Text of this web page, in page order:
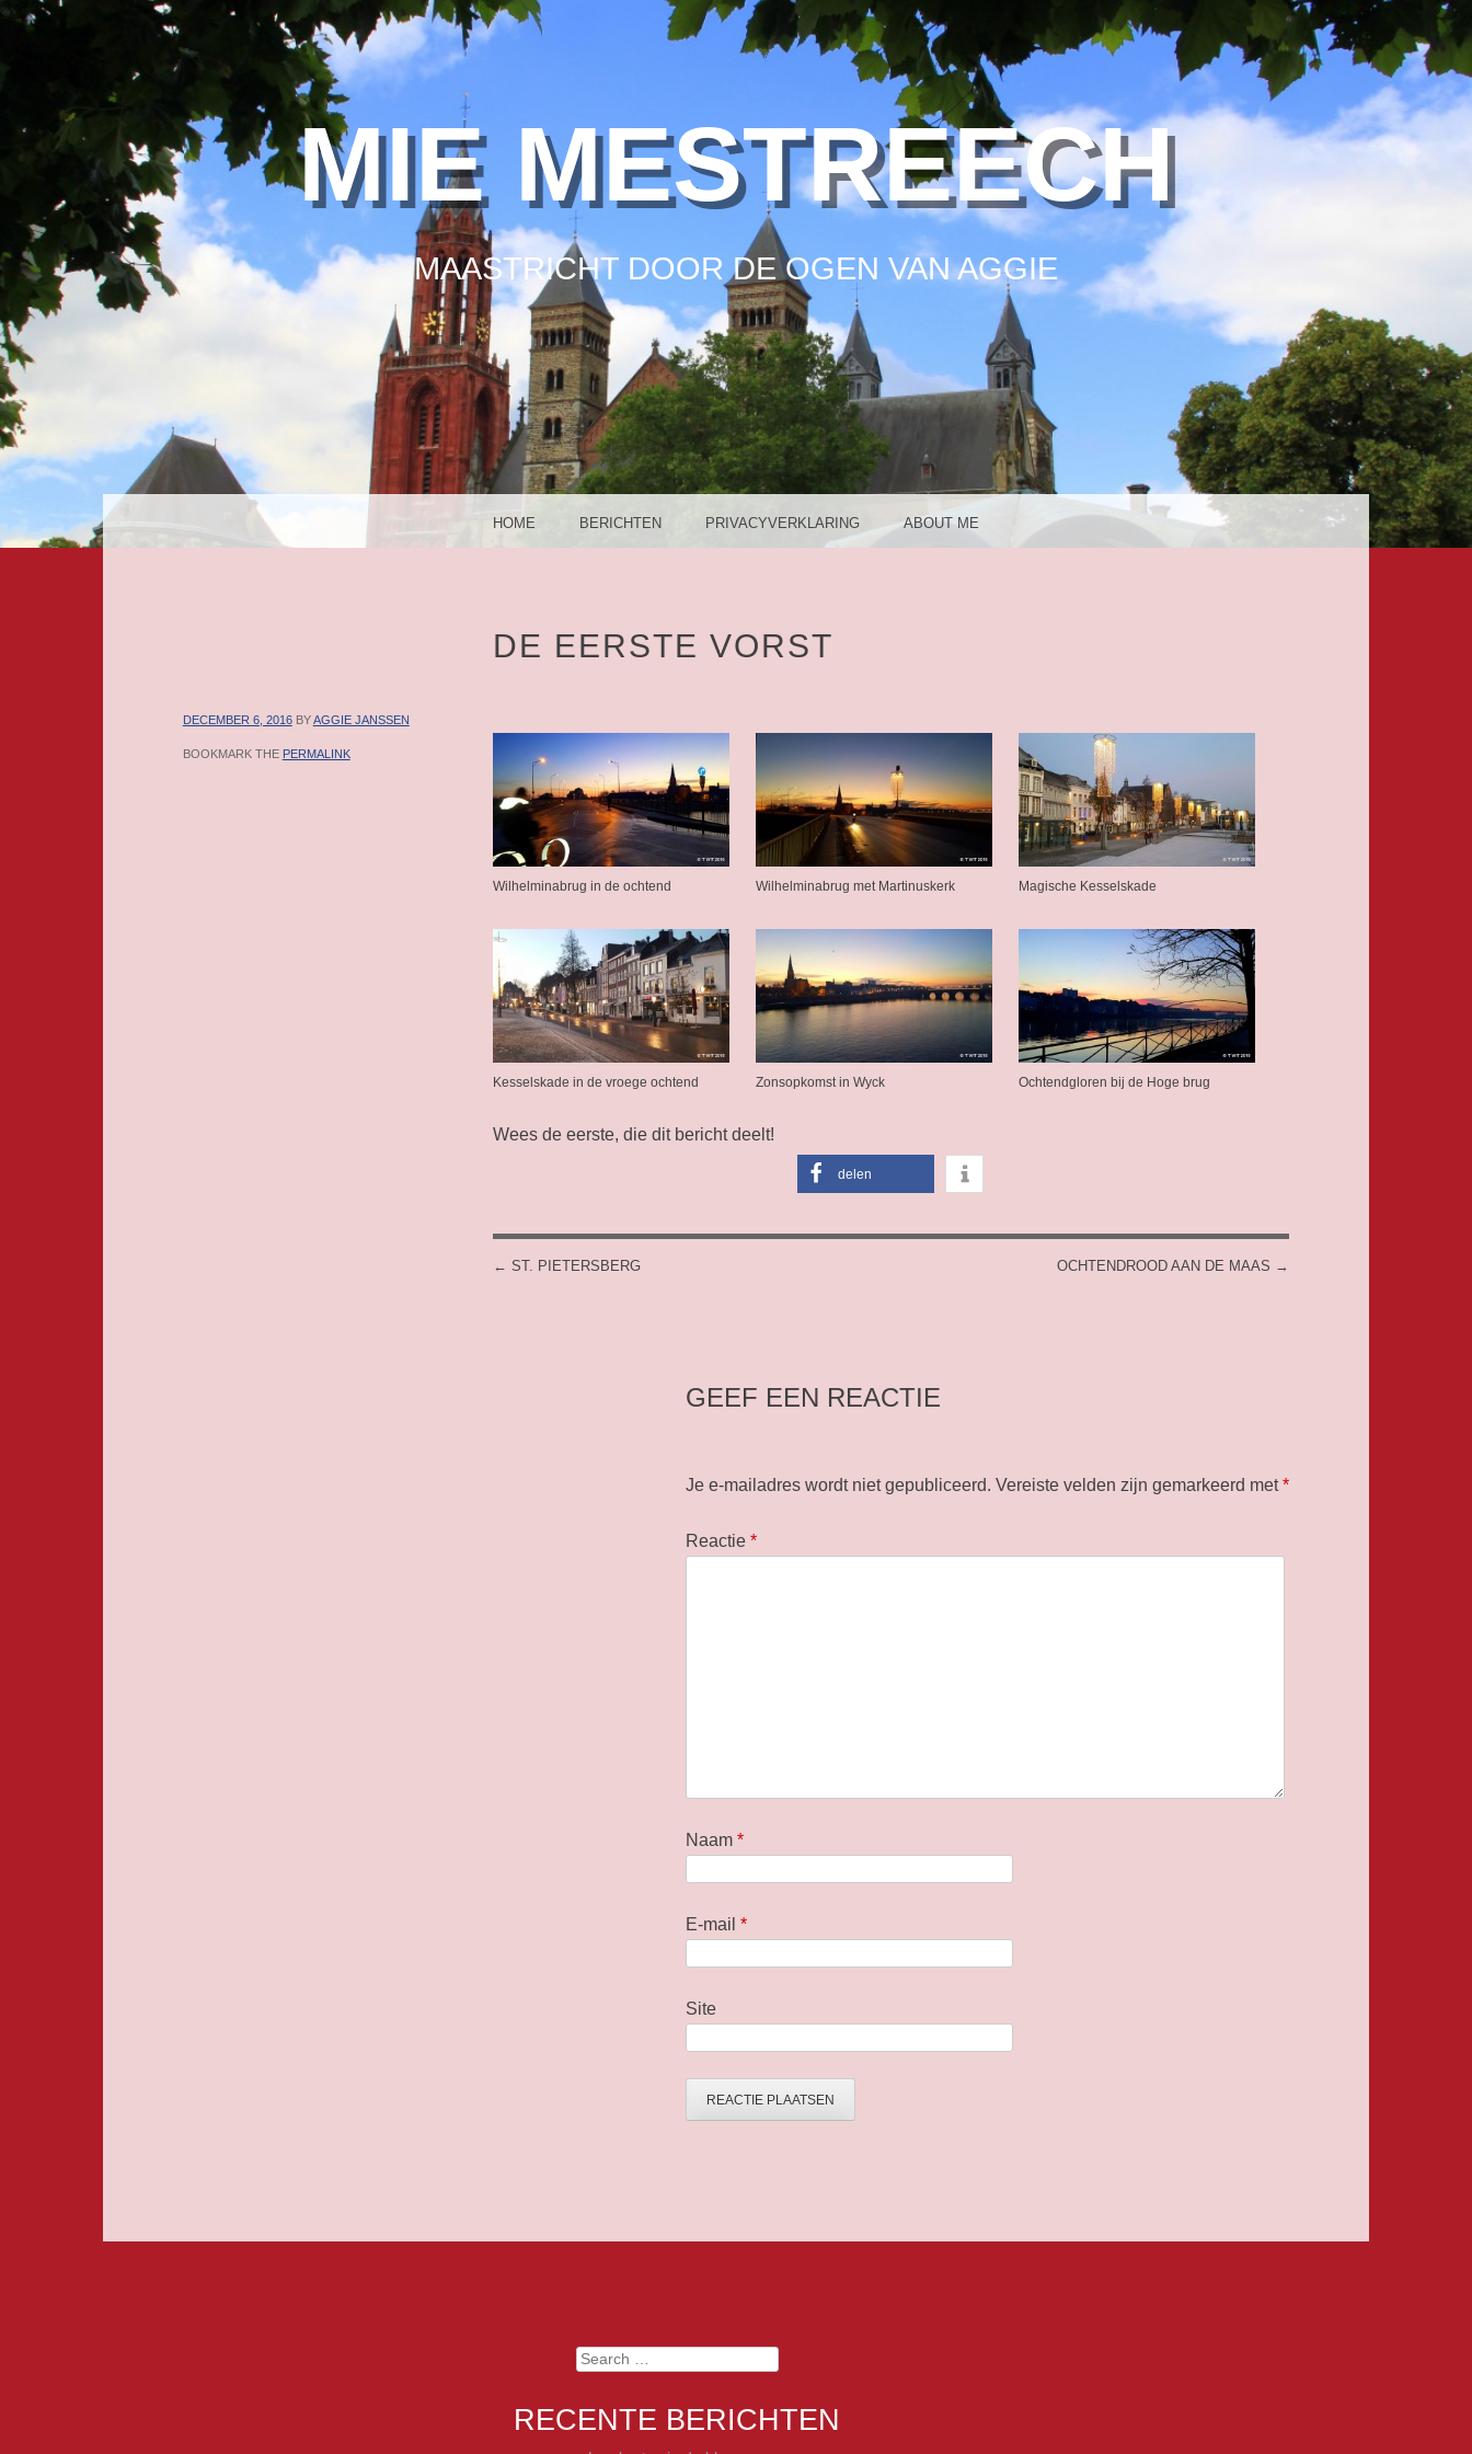
MIE MESTREECH
MAASTRICHT DOOR DE OGEN VAN AGGIE
SKIP TO CONTENT HOME BERICHTEN PRIVACYVERKLARING ABOUT ME
DE EERSTE VORST
DECEMBER 6, 2016BYAGGIE JANSSEN
BOOKMARK THE PERMALINK
Wilhelminabrug in de ochtend Wilhelminabrug met Martinuskerk Magische Kesselskade
Kesselskade in de vroege ochtend Zonsopkomst in Wyck Ochtendgloren bij de Hoge brug
Wees de eerste, die dit bericht deelt!
delen
POST NAVIGATION
← ST. PIETERSBERG OCHTENDROOD AAN DE MAAS →
GEEF EEN REACTIE
Je e-mailadres wordt niet gepubliceerd. Vereiste velden zijn gemarkeerd met*
Reactie*
Naam*
E-mail*
Site
Search
RECENTE BERICHTEN